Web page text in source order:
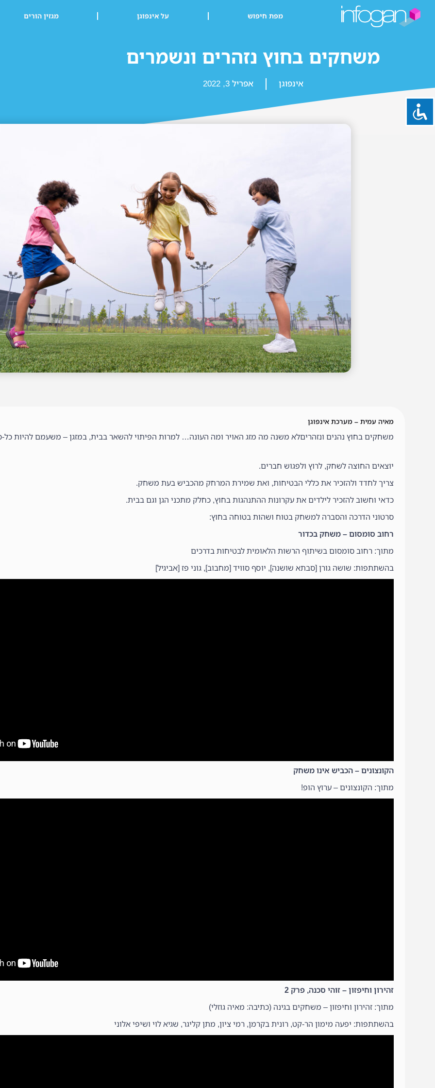
מפת חיפוש על אינפוגן מגזין הורים
משחקים בחוץ נזהרים ונשמרים
אינפוגן אפריל 3, 2022
מאיה עמית – מערכת אינפוגן
משחקים בחוץ נהנים ונזהריםלא משנה מה מזג האויר ומה העונה… למרות הפיתוי להשאר בבית, במזגן – משעמם להיות
יוצאים החוצה לשחק, לרוץ ולפגוש חברים.
צריך לחדד ולהזכיר את כללי הבטיחות, ואת שמירת המרחק מהכביש בעת משחק.
כדאי וחשוב להזכיר לילדים את עקרונות ההתנהגות בחוץ, כחלק מתכני הגן וגם בבית.
סרטוני הדרכה והסברה למשחק בטוח ושהות בטוחה בחוץ:
רחוב סומסום – משחק בכדור
מתוך: רחוב סומסום בשיתוף הרשות הלאומית לבטיחות בדרכים
בהשתתפות: שושה גורן [סבתא שושנה], יוסף סוויד [מחבוב], גוני פז [אביגיל]
הקונצונים – הכביש אינו משחק
מתוך: הקונצונים – ערוץ הופ!
זהירון וחיפזון – זוהי סכנה, פרק 2
מתוך: זהירון וחיפזון – משחקים בגינה (כתיבה: מאיה גוזלי)
בהשתתפות: יפעה מימון הר-קט, רונית בקרמן, רמי ציון, מתן קליגר, שגיא לוי ושיפי אלוני